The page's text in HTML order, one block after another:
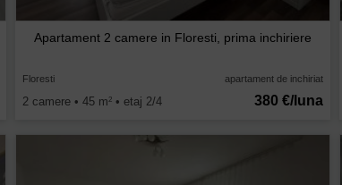
Apartament 2 camere in Floresti, prima inchiriere
Floresti apartament de inchiriat
2 camere • 45 m2 • etaj 2/4 380 €/luna